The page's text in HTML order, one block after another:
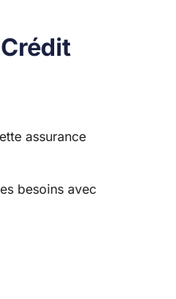
assurance
besoins avec